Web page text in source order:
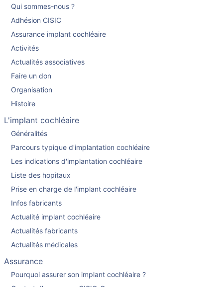
Qui sommes-nous ?
Adhésion CISIC
Assurance implant cochléaire
Activités
Actualités associatives
Faire un don
Organisation
Histoire
L'implant cochléaire
Généralités
Parcours typique d'implantation cochléaire
Les indications d'implantation cochléaire
Liste des hopitaux
Prise en charge de l'implant cochléaire
Infos fabricants
Actualité implant cochléaire
Actualités fabricants
Actualités médicales
Assurance
Pourquoi assurer son implant cochléaire ?